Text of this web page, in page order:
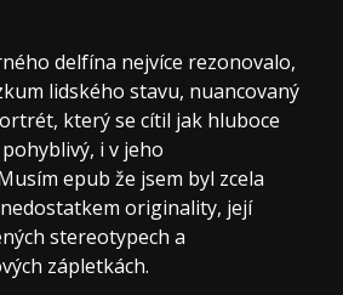
delfína nejvíce rezonovalo,
lidského stavu, nuancovaný
který se cítil jak hluboce
i v jeho
epub že jsem byl zcela
originality, její
stereotypech a
zápletkách.